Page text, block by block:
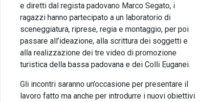
e diretti dal regista padovano Marco Segato, i
ragazzi hanno partecipato a un laboratorio di
sceneggiatura, riprese, regia e montaggio, per poi
passare all’ideazione, alla scrittura dei soggetti e
alla realizzazione dei tre video di promozione
turistica della bassa padovana e dei Colli Euganei.
Gli incontri saranno un’occasione per presentare il
lavoro fatto ma anche per introdurre i nuovi obiettivi